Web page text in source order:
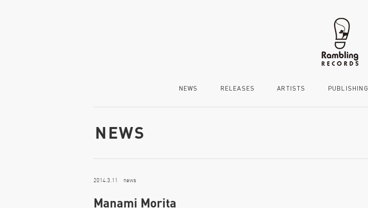
NEWS RELEASES ARTISTS PUBLISHING
NEWS
2014.3.11 news
Manami Morita